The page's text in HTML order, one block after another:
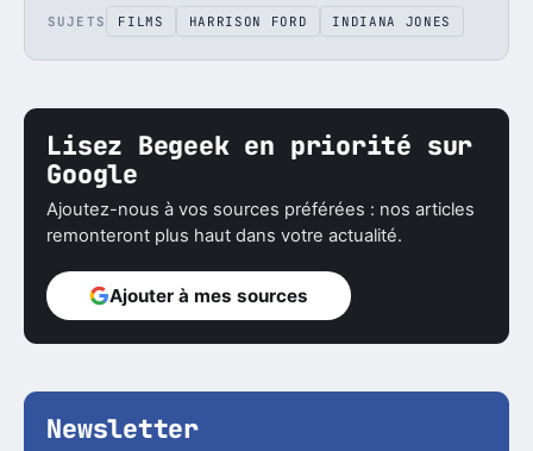
SUJETS FILMS HARRISON FORD INDIANA JONES
Lisez Begeek en priorité sur
Google
Ajoutez-nous à vos sources préférées : nos articles
remonteront plus haut dans votre actualité.
Ajouter à mes sources
Newsletter